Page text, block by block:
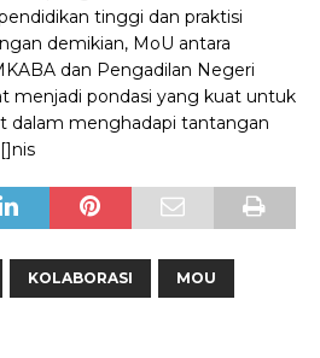
tinggi dan praktisi
demikian, MoU antara
dan Pengadilan Negeri
menjadi pondasi yang kuat untuk
dalam menghadapi tantangan
KOLABORASI MOU